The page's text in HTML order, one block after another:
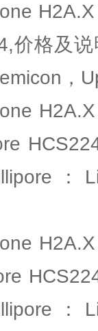
价格及
，
：
：